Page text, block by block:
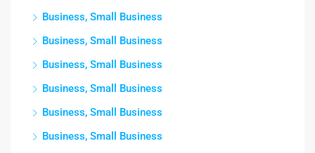
Business, Small Business
Business, Small Business
Business, Small Business
Business, Small Business
Business, Small Business
Business, Small Business